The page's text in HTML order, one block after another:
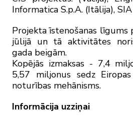
Informatica S.p.A. (Itālija),
Projekta īstenošanas līgums
jūlijā un tā aktivitātes
gada beigām.
Kopējās izmaksas - 7,4
5,57 miljonus sedz
noturības mehānisms.
Informācija uzziņai